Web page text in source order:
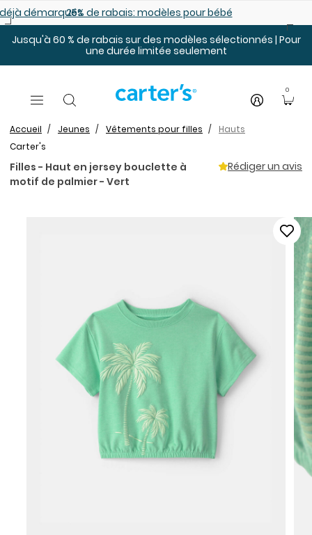
démarqués25% de rabais: modèles pour bébé
Jusqu'à 60 % de rabais sur des modèles sélectionnés | Pour
une durée limitée seulement
0
Accueil Jeunes Vêtements pour filles
Hauts
Carter's
Filles - Haut en jersey bouclette à
motif de palmier - Vert
Rédiger un avis